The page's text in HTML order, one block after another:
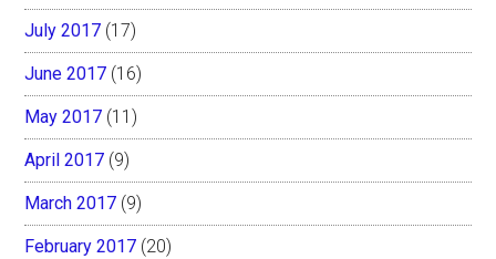
July 2017 (17)
June 2017 (16)
May 2017 (11)
April 2017 (9)
March 2017 (9)
February 2017 (20)